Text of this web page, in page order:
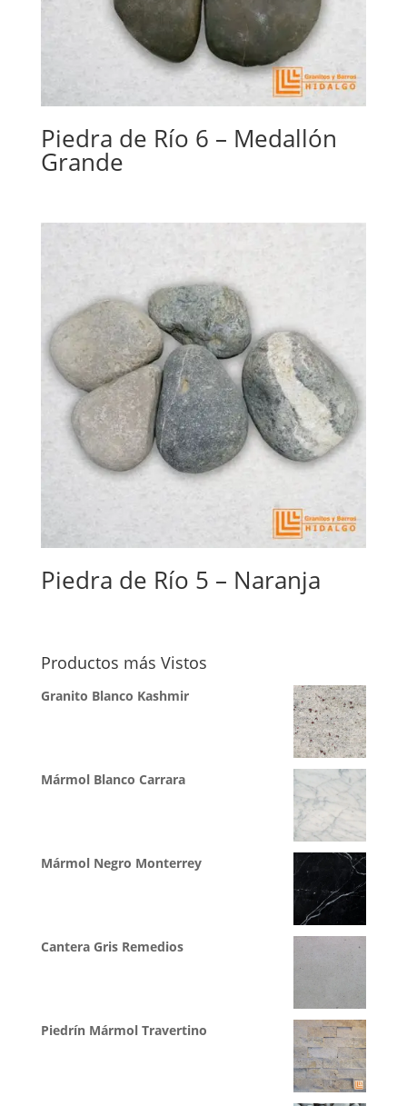
Piedra de Río 6 – Medallón
Grande
Piedra de Río 5 – Naranja
Productos más Vistos
Granito Blanco Kashmir
Mármol Blanco Carrara
Mármol Negro Monterrey
Cantera Gris Remedios
Piedrín Mármol Travertino